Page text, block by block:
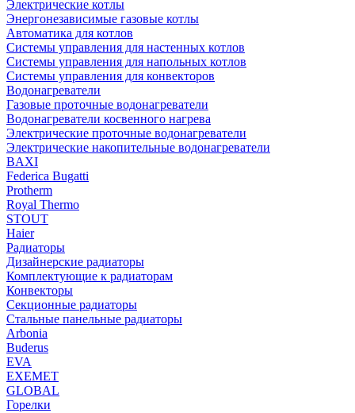
Электрические котлы
Энергонезависимые газовые котлы
Автоматика для котлов
Системы управления для настенных котлов
Системы управления для напольных котлов
Системы управления для конвекторов
Водонагреватели
Газовые проточные водонагреватели
Водонагреватели косвенного нагрева
Электрические проточные водонагреватели
Электрические накопительные водонагреватели
BAXI
Federica Bugatti
Protherm
Royal Thermo
STOUT
Haier
Радиаторы
Дизайнерские радиаторы
Комплектующие к радиаторам
Конвекторы
Секционные радиаторы
Стальные панельные радиаторы
Arbonia
Buderus
EVA
EXEMET
GLOBAL
Горелки